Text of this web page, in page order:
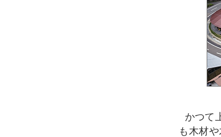
かつて
も木材